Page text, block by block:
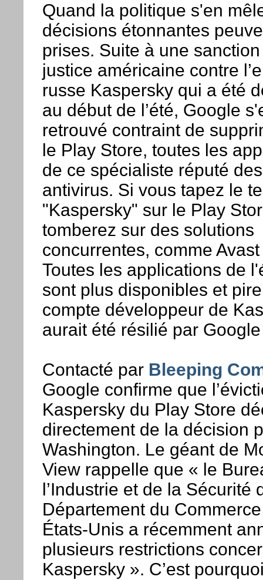
Quand la politique s'en
décisions étonnantes
prises. Suite à une
justice américaine contre
russe Kaspersky qui a été
au début de l’été, Google
retrouvé contraint de
le Play Store, toutes les
de ce spécialiste réputé
antivirus. Si vous tapez le
"Kaspersky" sur le Play
tomberez sur des solutions
concurrentes, comme
Toutes les applications de
sont plus disponibles et
compte développeur de
aurait été résilié par
Contacté par Bleeping
Google confirme que
Kaspersky du Play Store
directement de la décision
Washington. Le géant de
View rappelle que « le
l’Industrie et de la Sécurité
Département du
États-Unis a récemment
plusieurs restrictions
Kaspersky ». C’est